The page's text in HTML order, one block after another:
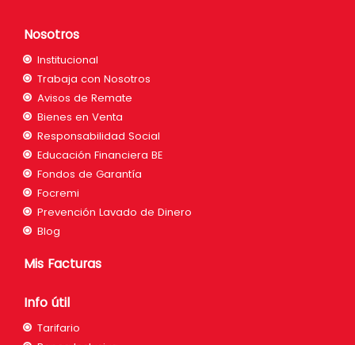
Nosotros
Institucional
Trabaja con Nosotros
Avisos de Remate
Bienes en Venta
Responsabilidad Social
Educación Financiera BE
Fondos de Garantía
Focremi
Prevención Lavado de Dinero
Blog
Mis Facturas
Info útil
Tarifario